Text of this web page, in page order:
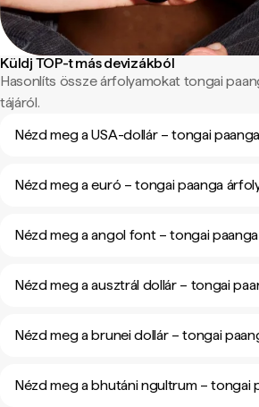
Küldj TOP-t más devizákból
Hasonlíts össze árfolyamokat tongai
tájáról.
Nézd meg a USA-dollár – tongai
Nézd meg a euró – tongai paanga
Nézd meg a angol font – tongai
Nézd meg a ausztrál dollár – tongai
Nézd meg a brunei dollár – tongai
Nézd meg a bhutáni ngultrum – tongai